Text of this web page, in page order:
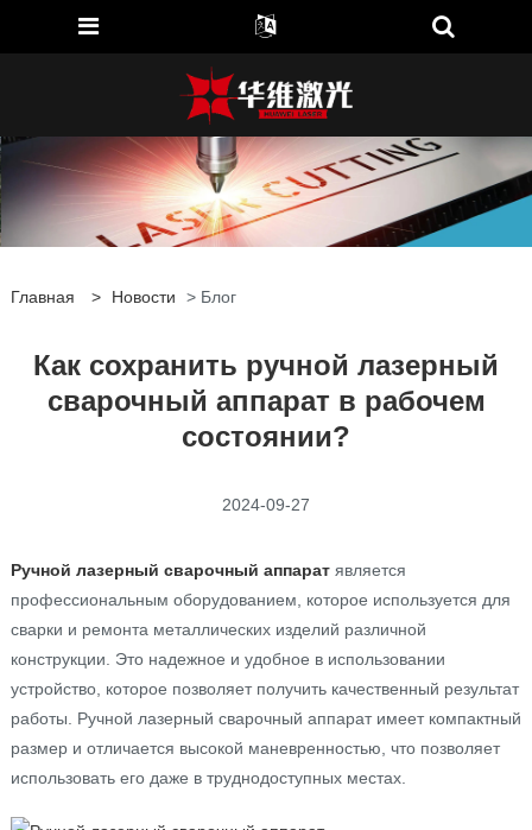
Главная > Новости > Блог
Как сохранить ручной лазерный
сварочный аппарат в рабочем
состоянии?
2024-09-27
Ручной лазерный сварочный аппаратявляется
профессиональным оборудованием, которое используется для
сварки и ремонта металлических изделий различной
конструкции. Это надежное и удобное в использовании
устройство, которое позволяет получить качественный результат
работы. Ручной лазерный сварочный аппарат имеет компактный
размер и отличается высокой маневренностью, что позволяет
использовать его даже в труднодоступных местах.